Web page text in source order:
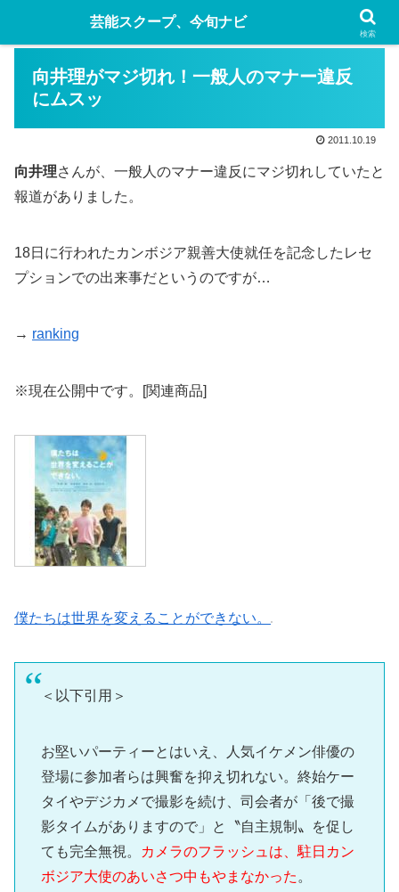
向井理がマジ切れ！一般人のマナー違反
にムスッ
2011.10.19
向井理さんが、一般人のマナー違反にマジ切れしていたと
報道がありました。
18日に行われたカンボジア親善大使就任を記念したレセ
プションでの出来事だというのですが…
→ ranking
※現在公開中です。[関連商品]
僕たちは世界を変えることができない。
＜以下引用＞
お堅いパーティーとはいえ、人気イケメン俳優の
登場に参加者らは興奮を抑え切れない。終始ケー
タイやデジカメで撮影を続け、司会者が「後で撮
影タイムがありますので」と〝自主規制〟を促し
ても完全無視。
カメラのフラッシュは、駐日カン
ボジア大使のあいさつ中もやまなかった 。
芸能スクープ、今旬ナビ
検索